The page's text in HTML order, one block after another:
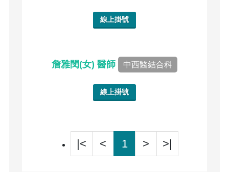
線上掛號
詹雅閔(女) 醫師 中西醫結合科
線上掛號
|< < 1 > >|